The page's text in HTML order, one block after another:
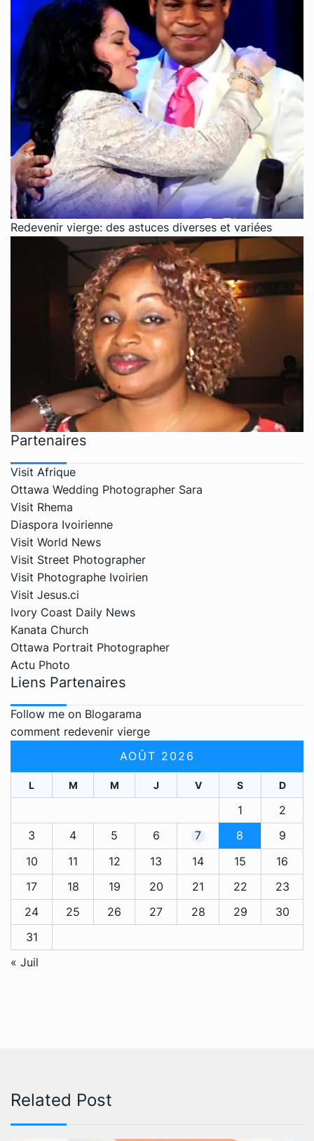
Redevenir vierge: des astuces diverses et variées
Partenaires
Visit Afrique
Ottawa Wedding Photographer Sara
Visit Rhema
Diaspora Ivoirienne
Visit World News
Visit Street Photographer
Visit Photographe Ivoirien
Visit Jesus.ci
Ivory Coast Daily News
Kanata Church
Ottawa Portrait Photographer
Actu Photo
Liens Partenaires
Follow me on Blogarama
comment redevenir vierge
AOÛT 2026
L M M J V S D
1
2
3
4 5 6 7 8
9
10
11 12 13 14 15
16
17
18 19 20 21 22
23
24
25 26 27 28 29
30
31
« Juil
Related Post